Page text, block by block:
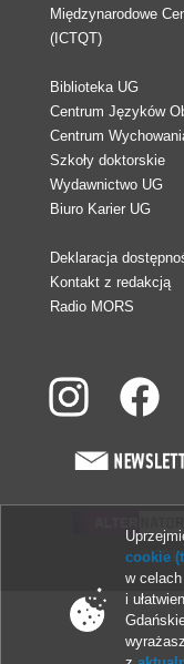
Międzynarodowe
(ICTQT)
Biblioteka UG
Centrum Języków
Centrum
Szkoły doktorskie
Wydawnictwo UG
Biuro Karier UG
Deklaracja
Kontakt z redakcją
Radio MORS
©
cookie
w
i